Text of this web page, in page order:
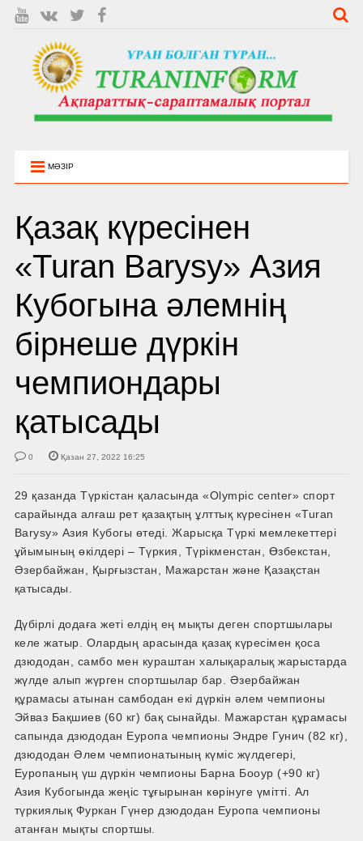
МӘЗІР
Қазақ күресінен
«Turan Barysy» Азия
Кубогына әлемнің
бірнеше дүркін
чемпиондары
қатысады
0 Қазан 27, 2022 16:25
29 қазанда Түркістан қаласында «Olympic center» спорт
сарайында алғаш рет қазақтың ұлттық күресінен «Turan
Barysy» Азия Кубогы өтеді. Жарысқа Түркі мемлекеттері
ұйымының өкілдері – Түркия, Түрікменстан, Өзбекстан,
Әзербайжан, Қырғызстан, Мажарстан және Қазақстан
қатысады.
Дүбірлі додаға жеті елдің ең мықты деген спортшылары
келе жатыр. Олардың арасында қазақ күресімен қоса
дзюдодан, самбо мен кураштан халықаралық жарыстарда
жүлде алып жүрген спортшылар бар. Әзербайжан
құрамасы атынан самбодан екі дүркін әлем чемпионы
Эйваз Бақшиев (60 кг) бақ сынайды. Мажарстан құрамасы
сапында дзюдодан Еуропа чемпионы Эндре Гунич (82 кг),
дзюдодан Әлем чемпионатының күміс жүлдегері,
Еуропаның үш дүркін чемпионы Барна Бооур (+90 кг)
Азия Кубогында жеңіс тұғырынан көрінуге үмітті. Ал
түркиялық Фуркан Гүнер дзюдодан Еуропа чемпионы
атанған мықты спортшы.